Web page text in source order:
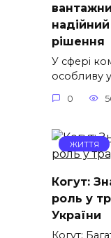
рішення
У сфері
особливу
0
ЖИТТЯ
Когут:
роль у
України
Когут: